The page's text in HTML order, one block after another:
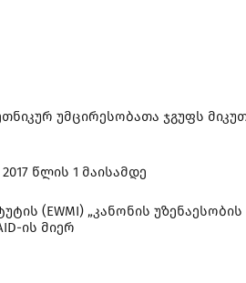
უმცირესობათა ჯგუფს
წლის 1 მაისამდე
(EWMI) „კანონის
ის მიერ